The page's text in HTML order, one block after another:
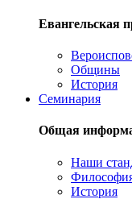
Евангельская
Общины
История
Семинария
Общая
Наши
История